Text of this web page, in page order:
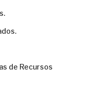
de Recursos